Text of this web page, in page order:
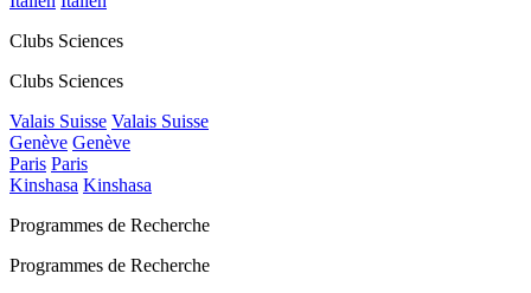
Clubs Sciences
Clubs Sciences
Valais Suisse Valais Suisse
Genève Genève
Paris Paris
Kinshasa Kinshasa
Programmes de Recherche
Programmes de Recherche